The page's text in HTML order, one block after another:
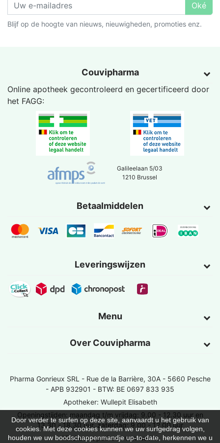
Oké
Blijf op de hoogte van nieuws, nieuwigheden, promoties enz.
Couvipharma
Online apotheek gecontroleerd en gecertificeerd door
het FAGG:
Galileelaan 5/03
1210 Brussel
Betaalmiddelen
Leveringswijzen
Menu
Over Couvipharma
Door verder te surfen op deze site, aanvaardt u het gebruik van
cookies. Met deze cookies kunnen we uw surfgedrag volgen,
houden we uw boodschappenmandje up-to-date, herkennen we u
Pharma Gonrieux SRL - Rue de la Barrière, 30A - 5660 Pesche
- APB 932901 - BTW: BE 0697 833 935
Apotheker: Wullepit Elisabeth
Openingstijden: maandag t/m vrijdag: 9.00 - 12.30 uur en
13.30 - 18.30 uur, zaterdag: 9.00 - 12.00 uur
Vind een apotheek van wacht